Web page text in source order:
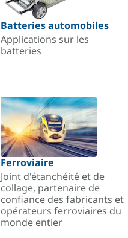
Batteries automobiles
Applications sur les
batteries
Ferroviaire
Joint d'étanchéité et de
collage, partenaire de
confiance des fabricants et
opérateurs ferroviaires du
monde entier